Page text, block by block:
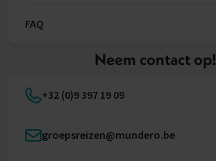
FAQ
Neem contact op!
+32 (0)9 397 19 09
groepsreizen@mundero.be